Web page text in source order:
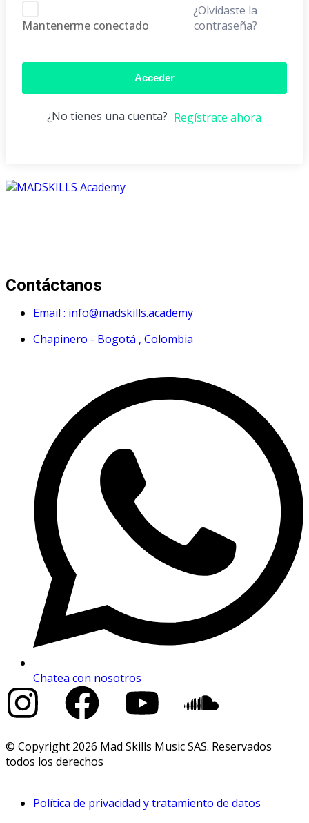
Mantenerme conectado
¿Olvidaste la
contraseña?
Acceder
¿No tienes una cuenta? Regístrate ahora
Contáctanos
Email : info@madskills.academy
Chapinero - Bogotá , Colombia
Chatea con nosotros
© Copyright 2026 Mad Skills Music SAS. Reservados
todos los derechos
Política de privacidad y tratamiento de datos